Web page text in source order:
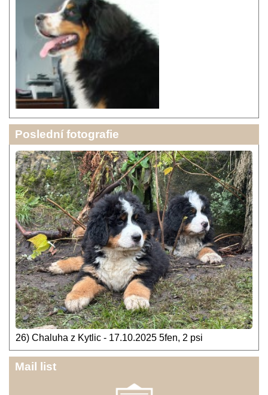
Poslední fotografie
26) Chaluha z Kytlic - 17.10.2025 5fen, 2 psi
Mail list